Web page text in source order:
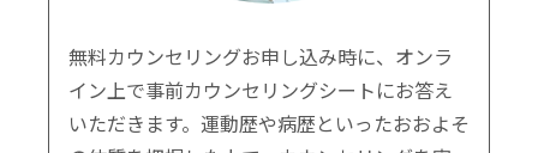
無料カウンセリングお申し込み時に、オンラ
イン上で事前カウンセリングシートにお答え
いただきます。運動歴や病歴といったおおよそ